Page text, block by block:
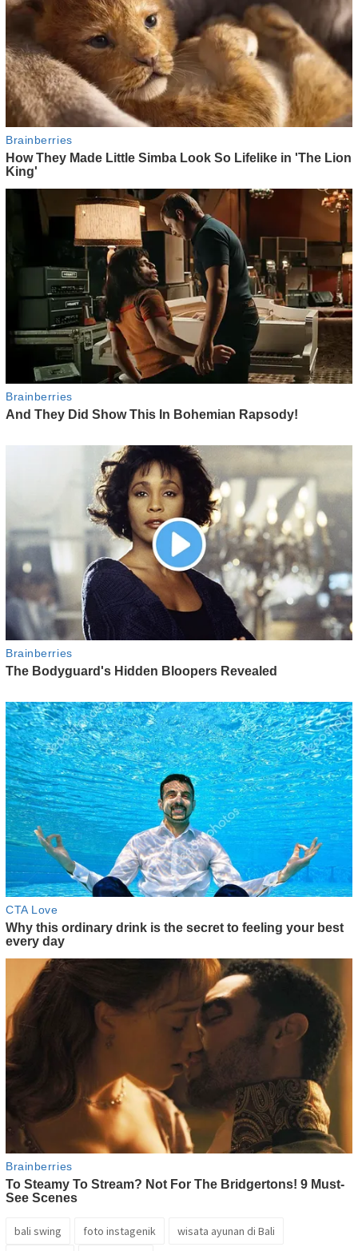
bali swing foto instagenik wisata ayunan di Bali